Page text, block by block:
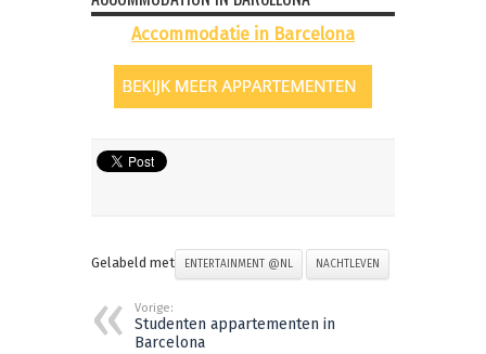
Accommodatie in Barcelona
Gelabeld met ENTERTAINMENT @NL NACHTLEVEN
Vorige:
Studenten appartementen in
Barcelona